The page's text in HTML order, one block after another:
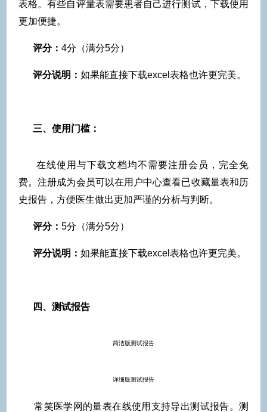
表格。有些自评量表需要患者自己进行测试，下载使用
更加便捷。
评分： 4分（满分5分）
评分说明： 如果能直接下载excel表格也许更完美。
三、 使用门槛：
在线使用与下载文档均不需要注册会员，完全免
费。注册成为会员可以在用户中心查看已收藏量表和历
史报告，方便医生做出更加严谨的分析与判断。
评分： 5分（满分5分）
评分说明： 如果能直接下载excel表格也许更完美。
四、测试报告
简洁版测试报告
详细版测试报告
常笑医学网的量表在线使用支持导出测试报告。测